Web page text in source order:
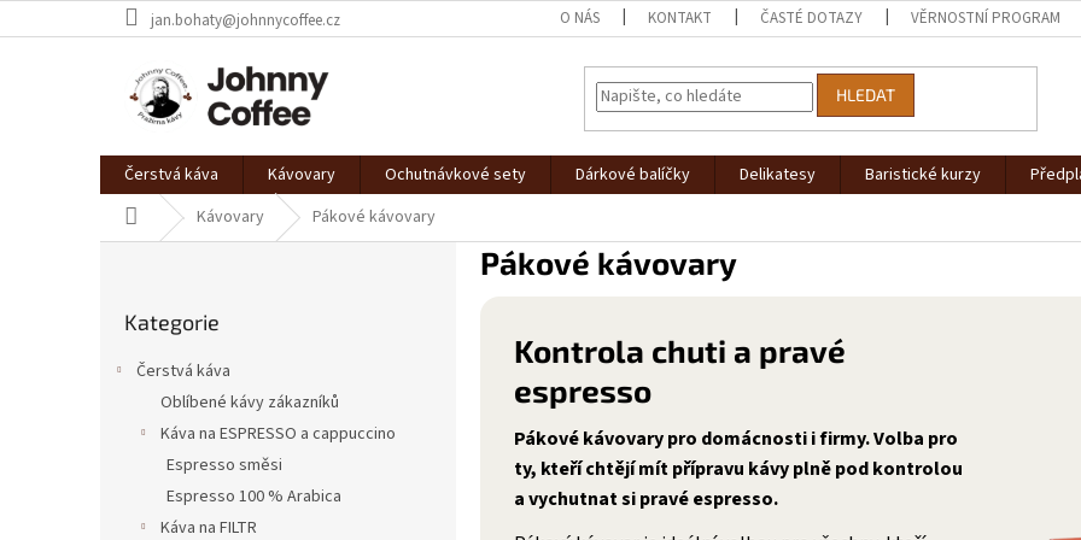
na
jan.bohaty@johnnycoffee.cz O NÁS KONTAKT ČASTÉ DOTAZY VĚRNOSTNÍ PROGRAM
HLEDAT
Čerstvá káva Kávovary Ochutnávkové sety Dárkové balíčky Delikatesy Baristické kurzy
Domů Kávovary Pákové kávovary
kategorie
Kategorie
Čerstvá káva
Oblíbené kávy zákazníků
Káva na ESPRESSO a cappuccino
Espresso směsi
Espresso 100 % Arabica
Káva na FILTR
Pákové kávovary
Kontrola chuti a pravé
espresso
Pákové kávovary pro domácnosti i firmy. Volba pro
ty, kteří chtějí mít přípravu kávy plně pod kontrolou
a vychutnat si pravé espresso.